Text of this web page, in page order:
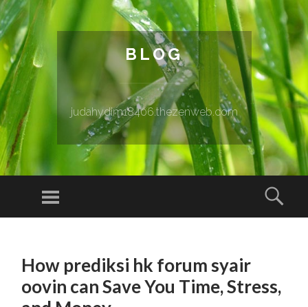
BLOG
judahydim18406.thezenweb.com
Menu
How prediksi hk forum syair
oovin can Save You Time, Stress,